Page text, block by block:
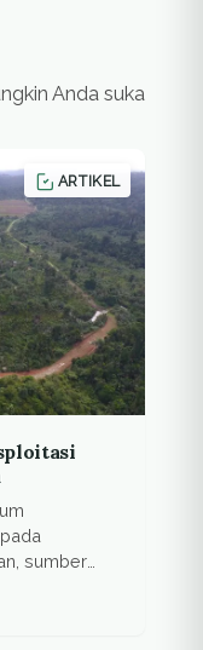
Anda suka
ARTIKEL
sumber